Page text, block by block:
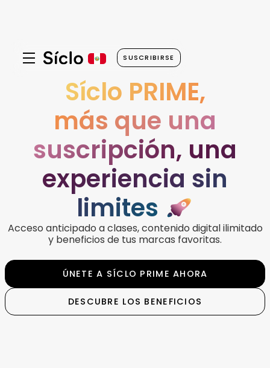
SUSCRIBIRSE
Síclo PRIME,
más que una
suscripción, una
experiencia sin
limites
Acceso anticipado a clases, contenido digital ilimitado
y beneficios de tus marcas favoritas.
ÚNETE A SÍCLO PRIME AHORA
DESCUBRE LOS BENEFICIOS